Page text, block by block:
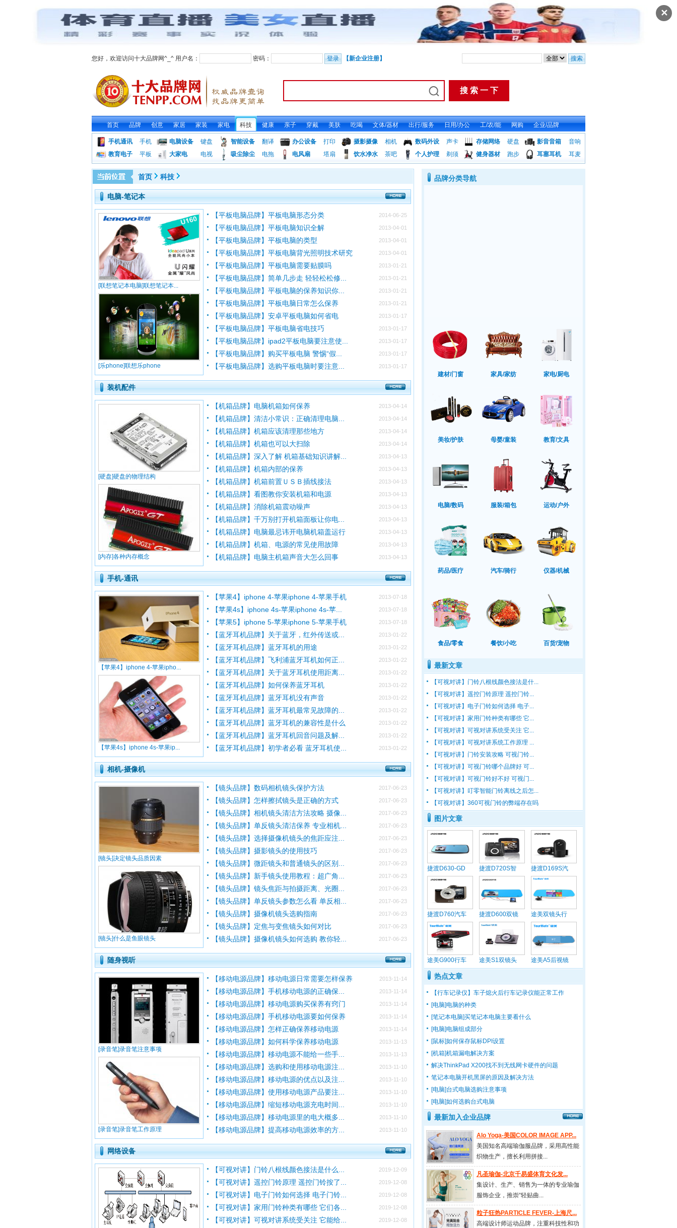
✕
您好，欢迎访问十大品牌网^_^ 用户名： 密码： 【新企业注册】
首页 品牌 创意 家居 家装 家电 科技 健康 亲子 穿戴 美肤 吃喝 文体/器材 出行/服务 日用/办公 工/农/能 网购 企业/品牌
手机通讯 手机 电脑设备 键盘 智能设备 翻译 办公设备 打印 摄影摄像 相机 数码外设 声卡 存储网络 硬盘 影音音箱
音响
教育电子
平板 大家电 电视 吸尘除尘 电拖 电风扇 塔扇 饮水净水 茶吧 个人护理 剃须 健身器材 跑步 耳塞耳机 耳麦
首页 科技
电脑-笔记本
[联想笔记本电脑]联想笔记本...
[乐phone]联想乐phone
2014-06-25
【平板电脑品牌】平板电脑形态分类
2013-04-01
【平板电脑品牌】平板电脑知识全解
2013-04-01
【平板电脑品牌】平板电脑的类型
2013-04-01
【平板电脑品牌】平板电脑背光照明技术研究
2013-01-21
【平板电脑品牌】平板电脑需要贴膜吗
2013-01-21
【平板电脑品牌】简单几步走 轻轻松松修...
2013-01-21
【平板电脑品牌】平板电脑的保养知识你...
2013-01-21
【平板电脑品牌】平板电脑日常怎么保养
2013-01-17
【平板电脑品牌】安卓平板电脑如何省电
2013-01-17
【平板电脑品牌】平板电脑省电技巧
2013-01-17
【平板电脑品牌】ipad2平板电脑要注意使...
2013-01-17
【平板电脑品牌】购买平板电脑 警惕“假...
2013-01-17
【平板电脑品牌】选购平板电脑时要注意...
装机配件
[硬盘]硬盘的物理结构
[内存]各种内存概念
2013-04-14
【机箱品牌】电脑机箱如何保养
2013-04-14
【机箱品牌】清洁小常识：正确清理电脑...
2013-04-14
【机箱品牌】机箱应该清理那些地方
2013-04-14
【机箱品牌】机箱也可以大扫除
2013-04-13
【机箱品牌】深入了解 机箱基础知识讲解...
2013-04-13
【机箱品牌】机箱内部的保养
2013-04-13
【机箱品牌】机箱前置ＵＳＢ插线接法
2013-04-13
【机箱品牌】看图教你安装机箱和电源
2013-04-13
【机箱品牌】消除机箱震动噪声
2013-04-13
【机箱品牌】千万别打开机箱面板让你电...
2013-04-13
【机箱品牌】电脑最忌讳开电脑机箱盖运行
2013-04-13
【机箱品牌】机箱、电源的常见使用故障
2013-04-13
【机箱品牌】电脑主机箱声音大怎么回事
手机-通讯
【苹果4】iphone 4-苹果ipho...
【苹果4s】iphone 4s-苹果ip...
2013-07-18
【苹果4】iphone 4-苹果iphone 4-苹果手机
2013-07-18
【苹果4s】iphone 4s-苹果iphone 4s-苹...
2013-07-18
【苹果5】iphone 5-苹果iphone 5-苹果手机
2013-01-22
【蓝牙耳机品牌】关于蓝牙，红外传送或...
2013-01-22
【蓝牙耳机品牌】蓝牙耳机的用途
2013-01-22
【蓝牙耳机品牌】飞利浦蓝牙耳机如何正...
2013-01-22
【蓝牙耳机品牌】关于蓝牙耳机使用距离...
2013-01-22
【蓝牙耳机品牌】如何保养蓝牙耳机
2013-01-22
【蓝牙耳机品牌】蓝牙耳机没有声音
2013-01-22
【蓝牙耳机品牌】蓝牙耳机最常见故障的...
2013-01-22
【蓝牙耳机品牌】蓝牙耳机的兼容性是什么
2013-01-22
【蓝牙耳机品牌】蓝牙耳机回音问题及解...
2013-01-22
【蓝牙耳机品牌】初学者必看 蓝牙耳机使...
相机-摄像机
[镜头]决定镜头品质因素
[镜头]什么是鱼眼镜头
2017-06-23
【镜头品牌】数码相机镜头保护方法
2017-06-23
【镜头品牌】怎样擦拭镜头是正确的方式
2017-06-23
【镜头品牌】相机镜头清洁方法攻略 摄像...
2017-06-23
【镜头品牌】单反镜头清洁保养 专业相机...
2017-06-23
【镜头品牌】选择摄像机镜头的焦距应注...
2017-06-23
【镜头品牌】摄影镜头的使用技巧
2017-06-23
【镜头品牌】微距镜头和普通镜头的区别...
2017-06-23
【镜头品牌】新手镜头使用教程：超广角...
2017-06-23
【镜头品牌】镜头焦距与拍摄距离、光圈...
2017-06-23
【镜头品牌】单反镜头参数怎么看 单反相...
2017-06-23
【镜头品牌】摄像机镜头选购指南
2017-06-23
【镜头品牌】定焦与变焦镜头如何对比
2017-06-23
【镜头品牌】摄像机镜头如何选购 教你轻...
随身视听
[录音笔]录音笔注意事项
[录音笔]录音笔工作原理
2013-11-14
【移动电源品牌】移动电源日常需要怎样保养
2013-11-14
【移动电源品牌】手机移动电源的正确保...
2013-11-14
【移动电源品牌】移动电源购买保养有窍门
2013-11-14
【移动电源品牌】手机移动电源要如何保养
2013-11-14
【移动电源品牌】怎样正确保养移动电源
2013-11-13
【移动电源品牌】如何科学保养移动电源
2013-11-13
【移动电源品牌】移动电源不能给一些手...
2013-11-10
【移动电源品牌】选购和使用移动电源注...
2013-11-10
【移动电源品牌】移动电源的优点以及注...
2013-11-10
【移动电源品牌】使用移动电源产品要注...
2013-11-10
【移动电源品牌】缩短移动电源充电时间...
2013-11-10
【移动电源品牌】移动电源里的电大概多...
2013-11-10
【移动电源品牌】提高移动电源效率的方...
网络设备
2019-12-09
【可视对讲】门铃八根线颜色接法是什么...
2019-12-08
【可视对讲】遥控门铃原理 遥控门铃按了...
2019-12-08
【可视对讲】电子门铃如何选择 电子门铃...
2019-12-08
【可视对讲】家用门铃种类有哪些 它们各...
2019-12-08
【可视对讲】可视对讲系统受关注 它能给...
品牌分类导航
建材/门窗 家具/家纺 家电/厨电
美妆/护肤 母婴/童装 教育/文具
电脑/数码 服装/箱包 运动/户外
药品/医疗 汽车/骑行 仪器/机械
食品/零食 餐饮/小吃 百货/宠物
最新文章
【可视对讲】门铃八根线颜色接法是什...
【可视对讲】遥控门铃原理 遥控门铃...
【可视对讲】电子门铃如何选择 电子...
【可视对讲】家用门铃种类有哪些 它...
【可视对讲】可视对讲系统受关注 它...
【可视对讲】可视对讲系统工作原理 ...
【可视对讲】门铃安装攻略 可视门铃...
【可视对讲】可视门铃哪个品牌好 可...
【可视对讲】可视门铃好不好 可视门...
【可视对讲】叮零智能门铃离线之后怎...
【可视对讲】360可视门铃的弊端存在吗
图片文章
捷渡D630-GD 捷渡D720S智 捷渡D169S汽
捷渡D760汽车 捷渡D600双镜 途美双镜头行
途美G900行车 途美S1双镜头 途美A5后视镜
热点文章
【行车记录仪】车子熄火后行车记录仪能正常工作
[电脑]电脑的种类
[笔记本电脑]买笔记本电脑主要看什么
[电脑]电脑组成部分
[鼠标]如何保存鼠标DPI设置
[机箱]机箱漏电解决方案
解决ThinkPad X200找不到无线网卡硬件的问题
笔记本电脑开机黑屏的原因及解决方法
[电脑]台式电脑选购注意事项
[电脑]如何选购台式电脑
最新加入企业品牌
Alo Yoga-美国COLOR IMAGE APP...
美国知名高端瑜伽服品牌，采用高性能
织物生产，擅长利用拼接...
凡圣瑜伽-北京千易盛体育文化发...
集设计、生产、销售为一体的专业瑜伽
服饰企业，推崇“轻贴曲...
粒子狂热PARTICLE FEVER-上海尺...
高端设计师运动品牌，注重科技性和功